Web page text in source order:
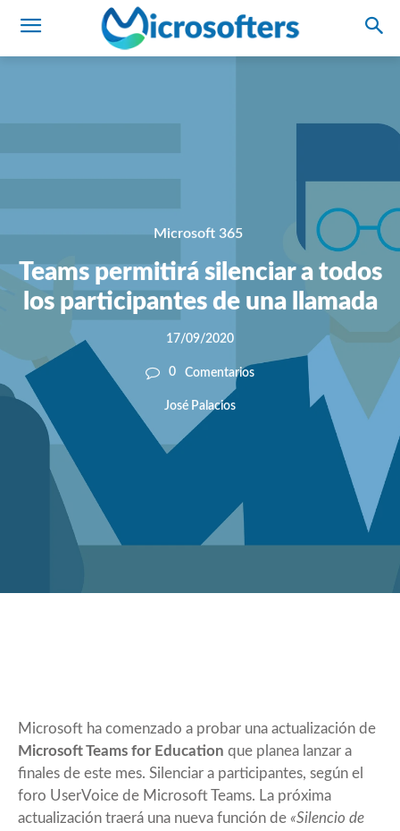
Microsoft 365
Teams permitirá silenciar a todos
los participantes de una llamada
17/09/2020
0 Comentarios
José Palacios
Microsoft ha comenzado a probar una actualización de
Microsoft Teams for Education que planea lanzar a
finales de este mes. Silenciar a participantes, según el
foro UserVoice de Microsoft Teams. La próxima
actualización traerá una nueva función de «Silencio de